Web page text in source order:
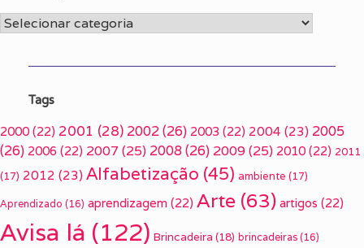
Categorias
Tags
2000 (22) 2001 (28) 2002(26) 2003 (22) 2004 (23) 2005
(26) 2006 (22) 2007 (25) 2008(26) 2009(25) 2010 (22) 2011
(17) 2012 (23) Alfabetização (45) ambiente (17)
Aprendizado (16) aprendizagem (22) Arte (63) artigos (22)
Avisa lá (122) Brincadeira (18) brincadeiras (16)